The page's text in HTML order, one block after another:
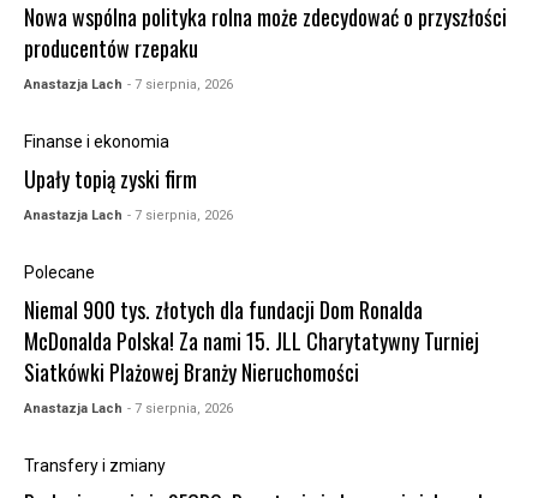
Nowa wspólna polityka rolna może zdecydować o przyszłości
producentów rzepaku
Anastazja Lach - 7 sierpnia, 2026
Finanse i ekonomia
Upały topią zyski firm
Anastazja Lach - 7 sierpnia, 2026
Polecane
Niemal 900 tys. złotych dla fundacji Dom Ronalda
McDonalda Polska! Za nami 15. JLL Charytatywny Turniej
Siatkówki Plażowej Branży Nieruchomości
Anastazja Lach - 7 sierpnia, 2026
Transfery i zmiany